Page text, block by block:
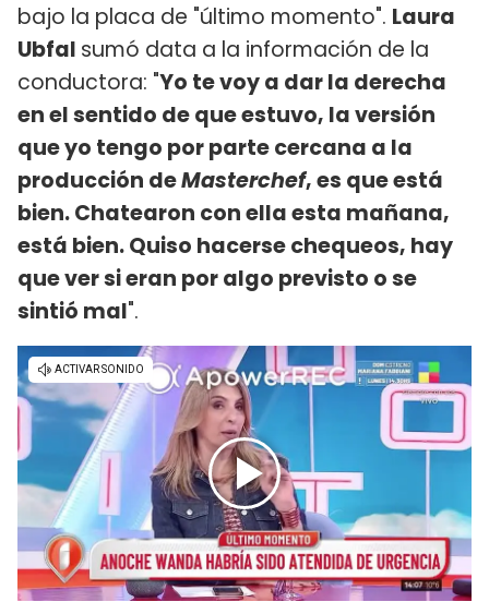
bajo la placa de "último momento". Laura
Ubfal sumó data a la información de la
conductora: "Yo te voy a dar la derecha
en el sentido de que estuvo, la versión
que yo tengo por parte cercana a la
producción deMasterchef, es que está
bien. Chatearon con ella esta mañana,
está bien. Quiso hacerse chequeos, hay
que ver si eran por algo previsto o se
sintió mal".